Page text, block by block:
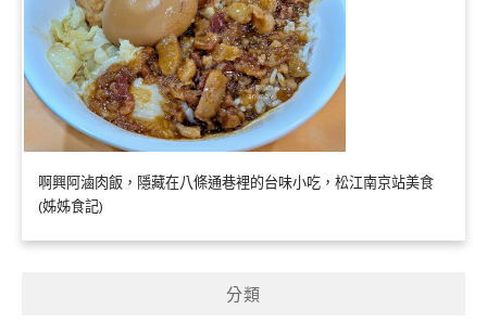
啊興阿滷肉飯，隱藏在八條通巷裡的台味小吃，松江南京站美食
(姊姊食記)
分類